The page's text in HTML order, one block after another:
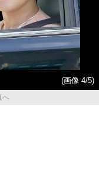
(画像 4/5)
へ